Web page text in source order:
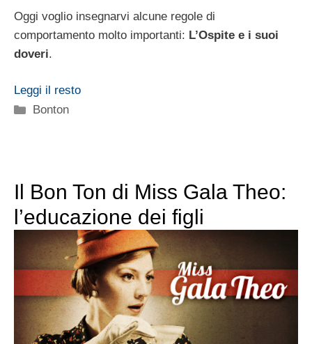
Oggi voglio insegnarvi alcune regole di
comportamento molto importanti: L’Ospite e i suoi
doveri.
Leggi il resto
Categorie
Bonton
Il Bon Ton di Miss Gala Theo:
l’educazione dei figli